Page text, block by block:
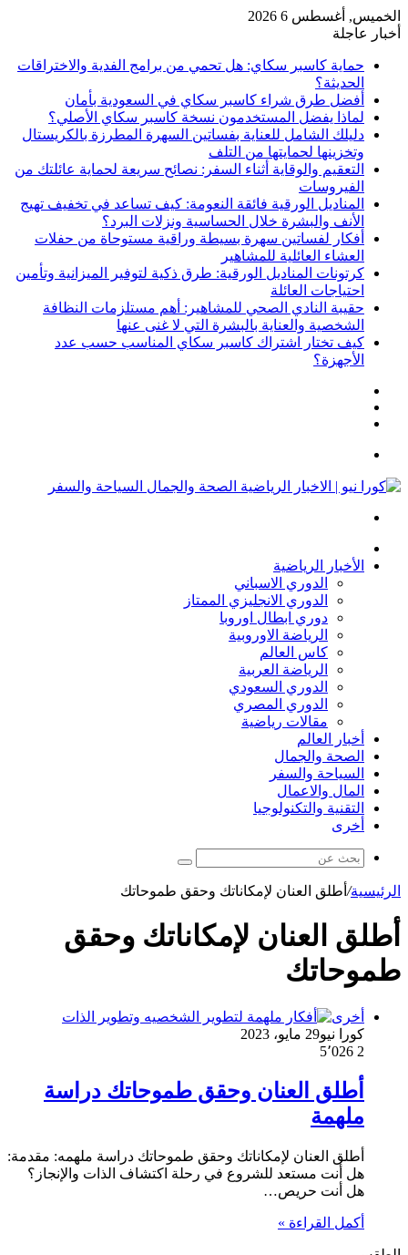
الخميس, أغسطس 6 2026
أخبار عاجلة
حماية كاسبر سكاي: هل تحمي من برامج الفدية والاختراقات
الحديثة؟
أفضل طرق شراء كاسبر سكاي في السعودية بأمان
لماذا يفضل المستخدمون نسخة كاسبر سكاي الأصلي؟
دليلك الشامل للعناية بفساتين السهرة المطرزة بالكريستال
وتخزينها لحمايتها من التلف
التعقيم والوقاية أثناء السفر: نصائح سريعة لحماية عائلتك من
الفيروسات
المناديل الورقية فائقة النعومة: كيف تساعد في تخفيف تهيج
الأنف والبشرة خلال الحساسية ونزلات البرد؟
أفكار لفساتين سهرة بسيطة وراقية مستوحاة من حفلات
العشاء العائلية للمشاهير
كرتونات المناديل الورقية: طرق ذكية لتوفير الميزانية وتأمين
احتياجات العائلة
حقيبة النادي الصحي للمشاهير: أهم مستلزمات النظافة
الشخصية والعناية بالبشرة التي لا غنى عنها
كيف تختار اشتراك كاسبر سكاي المناسب حسب عدد
الأجهزة؟
الأخبار الرياضية
الدوري الاسباني
الدوري الانجليزي الممتاز
دوري ابطال اوروبا
الرياضة الاوروبية
كاس العالم
الرياضة العربية
الدوري السعودي
الدوري المصري
مقالات رياضية
أخبار العالم
الصحة والجمال
السياحة والسفر
المال والاعمال
التقنية والتكنولوجيا
أخرى
بحث
الرئيسية/ أطلق العنان لإمكاناتك وحقق طموحاتك
أطلق العنان لإمكاناتك وحقق
طموحاتك
أخرى
كورا نيو29 مايو، 2023
2
أطلق العنان وحقق طموحاتك دراسة
ملهمة
أطلق العنان لإمكاناتك وحقق طموحاتك دراسة ملهمه: مقدمة:
هل أنت مستعد للشروع في رحلة اكتشاف الذات والإنجاز؟
هل أنت حريص…
أكمل القراءة »